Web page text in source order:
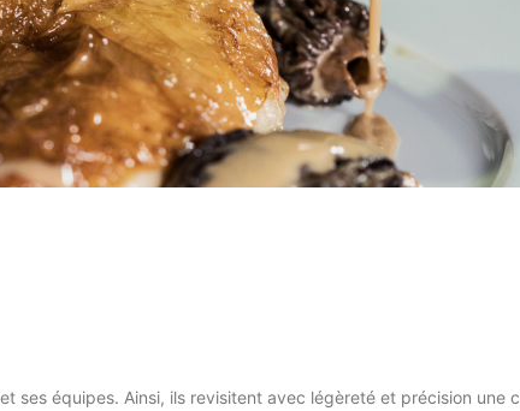
ses équipes. Ainsi, ils revisitent avec légèreté et précision une